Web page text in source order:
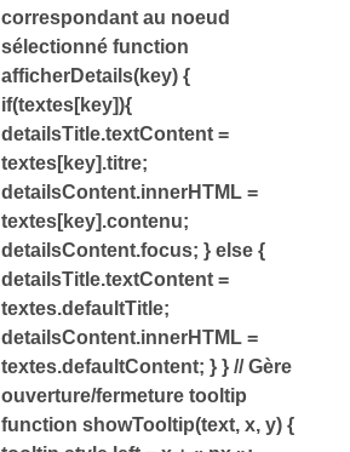
correspondant au noeud
sélectionné function
afficherDetails(key) {
if(textes[key]){
detailsTitle.textContent =
textes[key].titre;
detailsContent.innerHTML =
textes[key].contenu;
detailsContent.focus; } else {
detailsTitle.textContent =
textes.defaultTitle;
detailsContent.innerHTML =
textes.defaultContent; } } // Gère
ouverture/fermeture tooltip
function showTooltip(text, x, y) {